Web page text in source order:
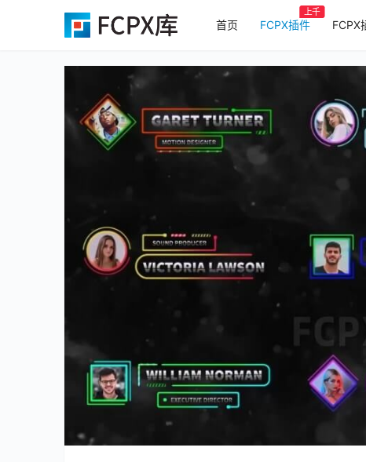
首页 FCPX插件
上千
FCPX